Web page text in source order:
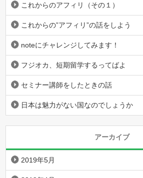
これからのアフィリ（その１）
これからの”アフィリ”の話をしよう
noteにチャレンジしてみます！
フジオカ、短期留学するってばよ
セミナー講師をしたときの話
日本は魅力がない国なのでしょうか
アーカイブ
2019年5月